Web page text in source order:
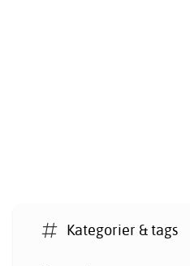
Kategorier & tags